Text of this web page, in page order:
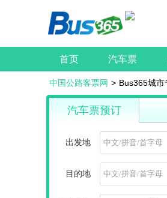
首页 汽车票
中国公路客票网 > Bus365城市
汽车票预订
出发地
目的地